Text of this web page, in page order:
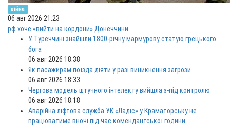
війна
06 авг 2026 21:23
рф хоче «вийти на кордони» Донеччини
У Туреччині знайшли 1800-річну мармурову статую грецького
бога
06 авг 2026 18:38
Як пасажирам поїзда діяти у разі виникнення загрози
06 авг 2026 18:33
Чергова модель штучного інтелекту вийшла з-під контролю
06 авг 2026 18:18
Аварійна ліфтова служба УК «Ладіс» у Краматорську не
працюватиме вночі під час комендантської години